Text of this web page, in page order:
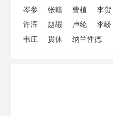
岑参
张籍 曹植 李贺
许浑
赵嘏 卢纶 李峤
韦庄
贯休 纳兰性德